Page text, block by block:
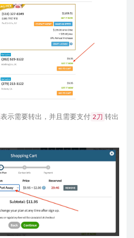
表示需要转出，并且需要支付 2刀 转出